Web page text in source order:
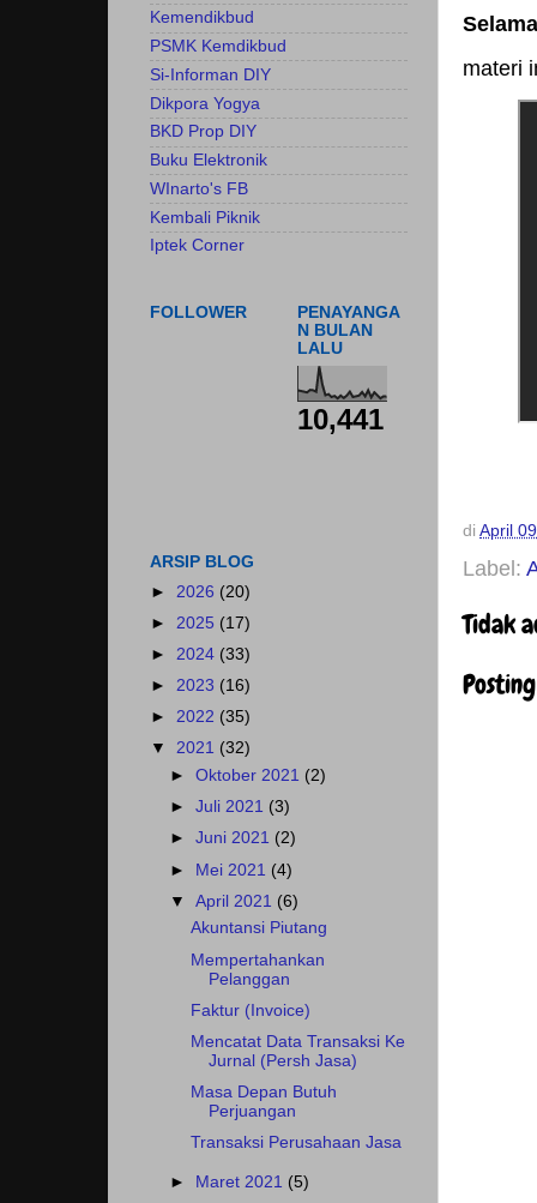
materi
di April
Label:
Tidak
Kemendikbud
PSMK Kemdikbud
Si-Informan DIY
Dikpora Yogya
BKD Prop DIY
Buku Elektronik
WInarto's FB
Kembali Piknik
Iptek Corner
FOLLOWER
PENAYANGA
N BULAN
LALU
10,441
ARSIP BLOG
► 2026 (20)
► 2025 (17)
► 2024 (33)
► 2023 (16)
► 2022 (35)
▼ 2021 (32)
►Oktober 2021 (2)
►Juli 2021 (3)
►Juni 2021 (2)
► Mei 2021 (4)
▼April 2021 (6)
Akuntansi Piutang
Mempertahankan
Pelanggan
Faktur (Invoice)
Mencatat Data Transaksi Ke
Jurnal (Persh Jasa)
Masa Depan Butuh
Perjuangan
Transaksi Perusahaan Jasa
► Maret 2021 (5)